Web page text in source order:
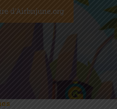
d'Airbnjune.org